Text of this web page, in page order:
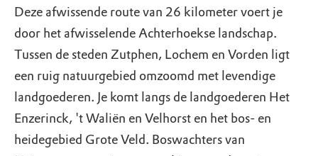
Deze afwissende route van 26 kilometer voert je
door het afwisselende Achterhoekse landschap.
Tussen de steden Zutphen, Lochem en Vorden ligt
een ruig natuurgebied omzoomd met levendige
landgoederen. Je komt langs de landgoederen Het
Enzerinck, 't Waliën en Velhorst en het bos- en
heidegebied Grote Veld. Boswachters van